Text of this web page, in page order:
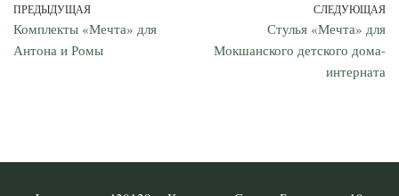
ПРЕДЫДУЩАЯ
Комплекты «Мечта» для
Антона и Ромы
СЛЕДУЮЩАЯ
Стулья «Мечта» для
Мокшанского детского дома-
интерната